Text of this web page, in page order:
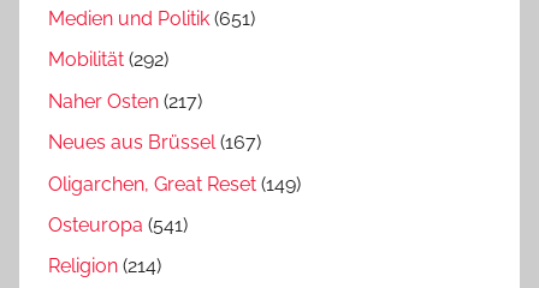
Medien und Politik (651)
Mobilität (292)
Naher Osten (217)
Neues aus Brüssel(167)
Oligarchen, Great Reset (149)
Osteuropa (541)
Religion (214)